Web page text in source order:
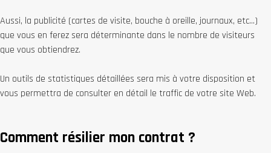
Aussi, la publicité (cartes de visite, bouche à oreille, journaux, etc...)
que vous en ferez sera déterminante dans le nombre de visiteurs
que vous obtiendrez.
Un outils de statistiques détaillées sera mis à votre disposition et
vous permettra de consulter en détail le traffic de votre site Web.
Comment résilier mon contrat ?